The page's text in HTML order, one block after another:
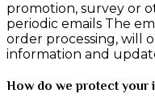
promotion, survey or
periodic emails The
order processing, will
information and
How do we protect your